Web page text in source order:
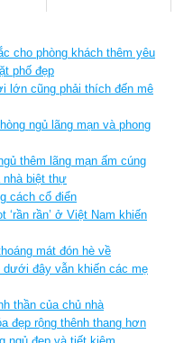
cho phòng khách thêm yêu
phố đẹp
lớn cũng phải thích đến mê
ngủ lãng mạn và phong
thêm lãng mạn ấm cúng
nhà biệt thự
cách cổ điển
rần’ ở Việt Nam khiến
mát đón hè về
đây vẫn khiến các mẹ
thần của chủ nhà
đẹp rộng thênh thang hơn
ngủ đẹp và tiết kiệm